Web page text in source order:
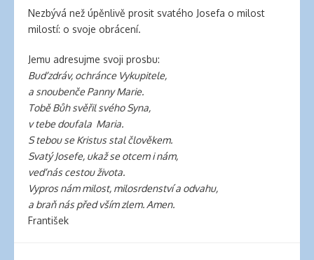
Nezbývá než úpěnlivě prosit svatého Josefa o milost
milostí: o svoje obrácení.
Jemu adresujme svoji prosbu:
Buď zdráv, ochránce Vykupitele,
a snoubenče Panny Marie.
Tobě Bůh svěřil svého Syna,
v tebe doufala Maria.
S tebou se Kristus stal člověkem.
Svatý Josefe, ukaž se otcem i nám,
veď nás cestou života.
Vypros nám milost, milosrdenství a odvahu,
a braň nás před vším zlem. Amen.
František